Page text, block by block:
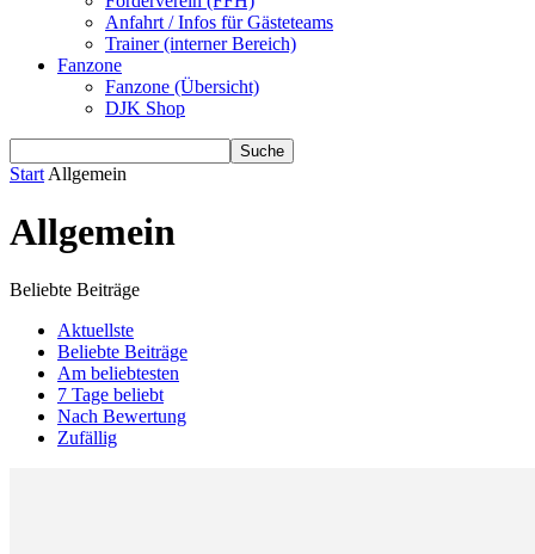
Anfahrt / Infos für Gästeteams
Trainer (interner Bereich)
Fanzone
Fanzone (Übersicht)
DJK Shop
Start Allgemein
Allgemein
Beliebte Beiträge
Aktuellste
Beliebte Beiträge
Am beliebtesten
7 Tage beliebt
Nach Bewertung
Zufällig